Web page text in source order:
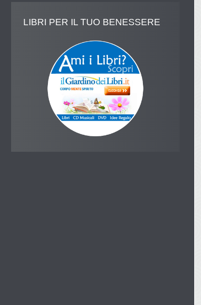
LIBRI PER IL TUO BENESSERE